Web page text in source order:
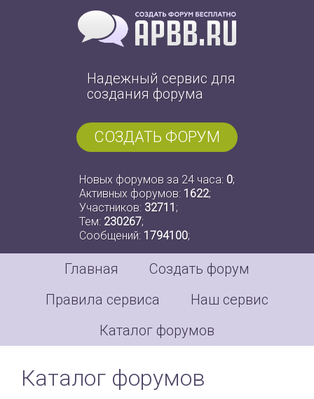
Надежный сервис для
создания форума
СОЗДАТЬ ФОРУМ
Новых форумов за 24 часа: 0;
Активных форумов: 1622;
Участников: 32711 ;
Тем: 230267;
Сообщений: 1794100;
Главная
Создать форум
Правила сервиса
Наш сервис
Каталог форумов
Каталог форумов